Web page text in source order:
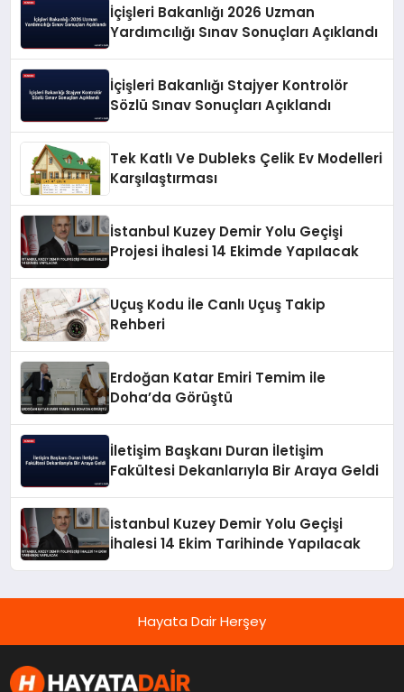
İçişleri Bakanlığı 2026 Uzman
Yardımcılığı Sınav Sonuçları Açıklandı
İçişleri Bakanlığı Stajyer Kontrolör
Sözlü Sınav Sonuçları Açıklandı
Tek Katlı Ve Dubleks Çelik Ev Modelleri
Karşılaştırması
İstanbul Kuzey Demir Yolu Geçişi
Projesi İhalesi 14 Ekimde Yapılacak
Uçuş Kodu İle Canlı Uçuş Takip
Rehberi
Erdoğan Katar Emiri Temim ile
Doha’da Görüştü
İletişim Başkanı Duran İletişim
Fakültesi Dekanlarıyla Bir Araya Geldi
İstanbul Kuzey Demir Yolu Geçişi
İhalesi 14 Ekim Tarihinde Yapılacak
Hayata Dair Herşey